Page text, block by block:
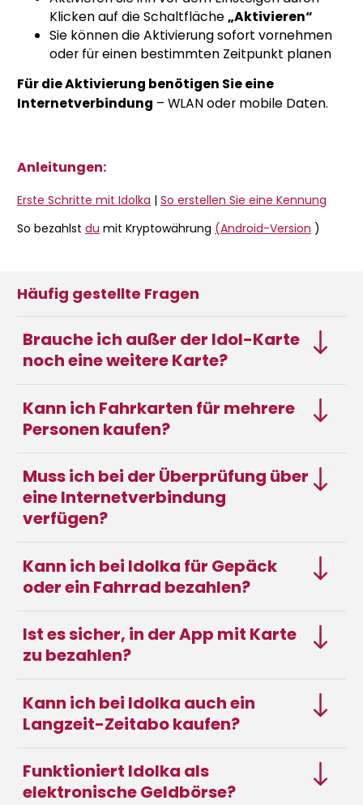
Klicken auf die Schaltfläche„Aktivieren“
Sie können die Aktivierung sofort vornehmen
oder für einen bestimmten Zeitpunkt planen
Für die Aktivierung benötigen Sie eine
Internetverbindung – WLAN oder mobile Daten.
Anleitungen:
Erste Schritte mit Idolka | So erstellen Sie eine Kennung
So bezahlst du mit Kryptowährung (Android-Version )
Häufig gestellte Fragen
Brauche ich außer der Idol-Karte
noch eine weitere Karte?
Kann ich Fahrkarten für mehrere
Personen kaufen?
Muss ich bei der Überprüfung über
eine Internetverbindung
verfügen?
Kann ich bei Idolka für Gepäck
oder ein Fahrrad bezahlen?
Ist es sicher, in der App mit Karte
zu bezahlen?
Kann ich bei Idolka auch ein
Langzeit-Zeitabo kaufen?
Funktioniert Idolka als
elektronische Geldbörse?